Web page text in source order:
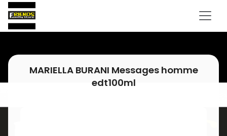
MARIELLA BURANI Messages homme
edt100ml